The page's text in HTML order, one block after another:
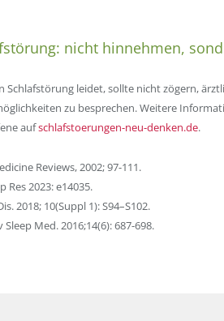
nicht hinnehmen,
Schlafstörung leidet, sollte nicht zögern,
zu besprechen. Weitere
aufschlafstoerungen-neu-denken.de.
Reviews, 2002; 97-111.
Res 2023: e14035.
2018; 10(Suppl 1): S94–S102.
Med. 2016;14(6): 687-698.